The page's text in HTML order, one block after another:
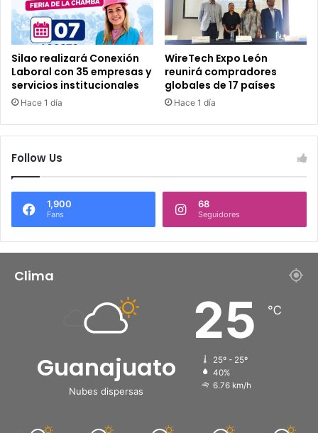
Silao realizará Conexión
Laboral con 35 empresas y
servicios institucionales
Hace 1 día
WireTech Expo León
reunirá compradores
globales de 17 países
Hace 1 día
Follow Us
1,900
Fans
68
Seguidores
Clima
Guanajuato
Nubes dispersas
25 ℃
25º - 25º
40%
6.76 km/h